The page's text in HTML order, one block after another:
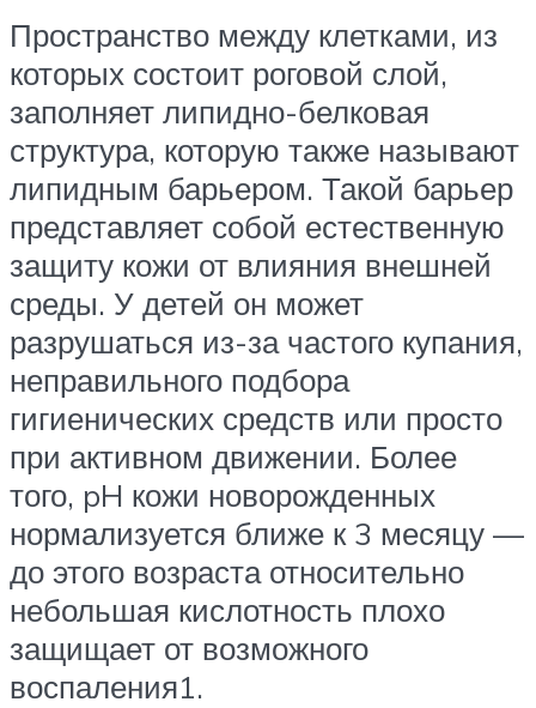
Пространство между клетками, из
которых состоит роговой слой,
заполняет липидно-белковая
структура, которую также называют
липидным барьером. Такой барьер
представляет собой естественную
защиту кожи от влияния внешней
среды. У детей он может
разрушаться из-за частого купания,
неправильного подбора
гигиенических средств или просто
при активном движении. Более
того, pH кожи новорожденных
нормализуется ближе к 3 месяцу —
до этого возраста относительно
небольшая кислотность плохо
защищает от возможного
воспаления1.